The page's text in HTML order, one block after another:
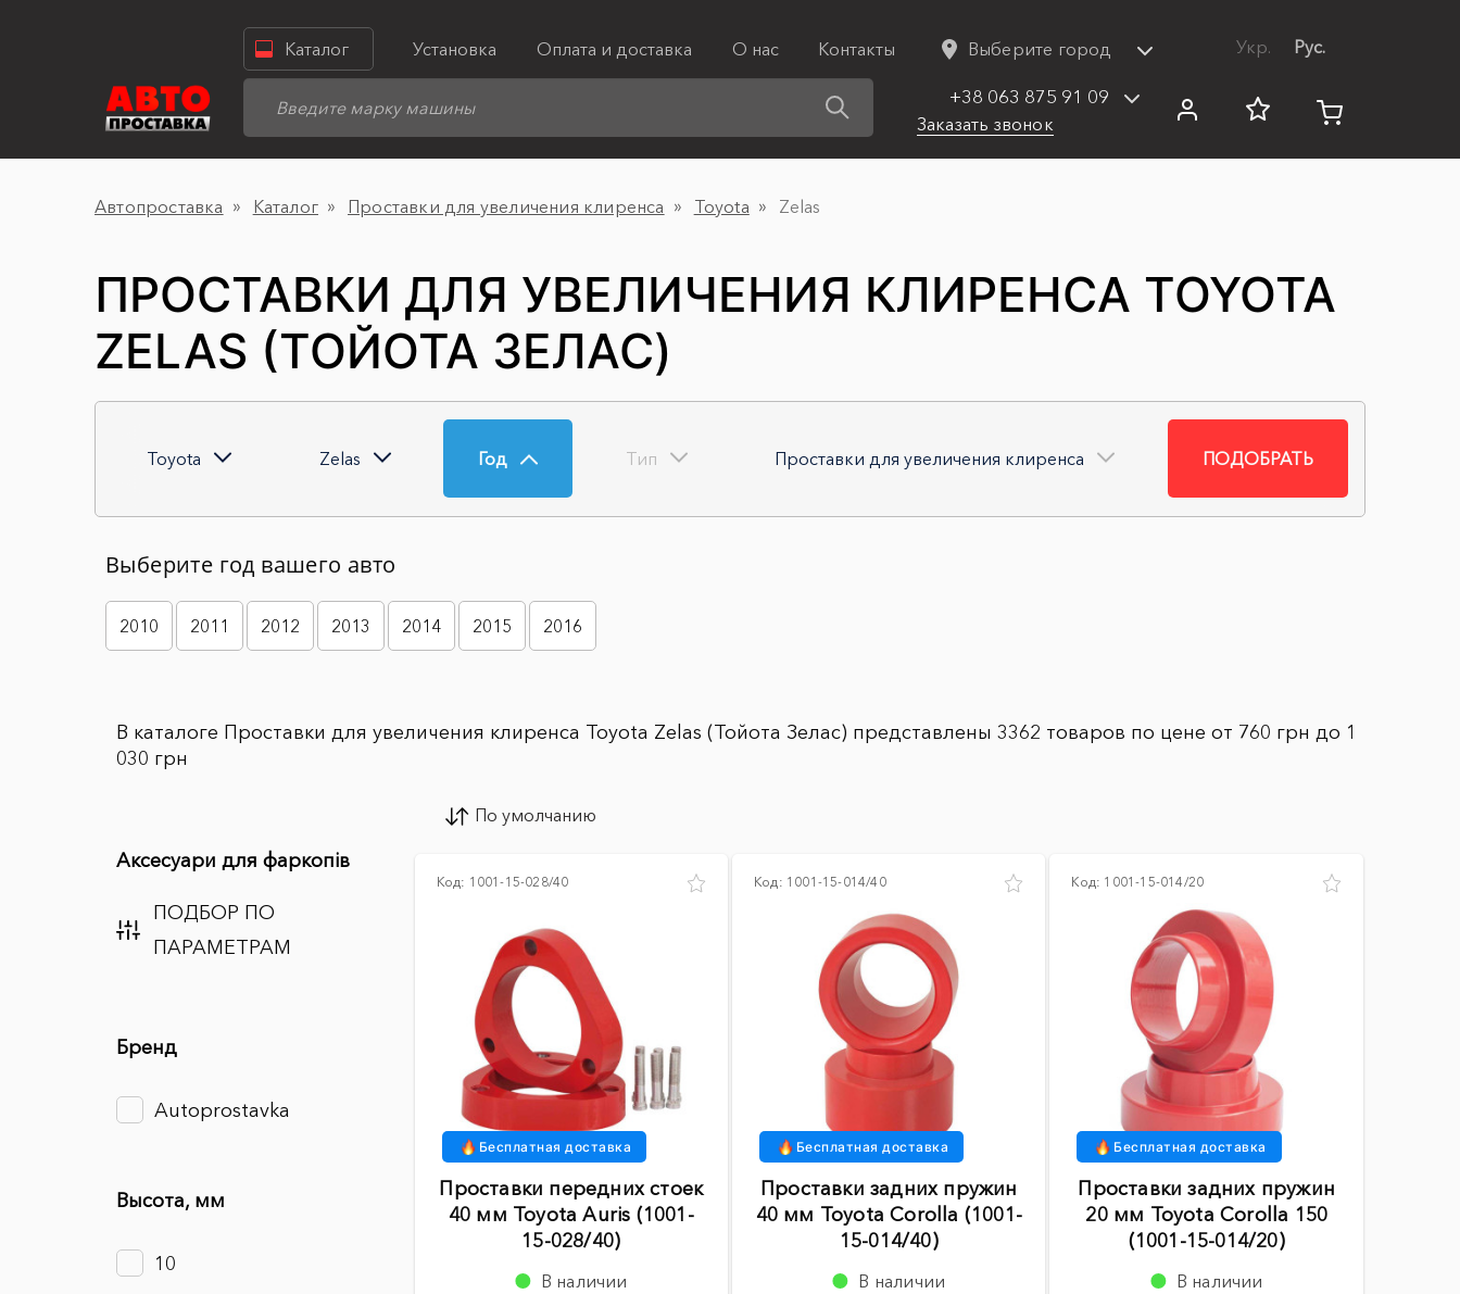
Каталог Установка Оплата и доставка О нас Контакты Выберите город Укр. Рус.
+38 063 875 91 09
Заказать звонок
Автопроставка Каталог Проставки для увеличения клиренса Toyota Zelas
ПРОСТАВКИ ДЛЯ УВЕЛИЧЕНИЯ КЛИРЕНСА TOYOTA
ZELAS (ТОЙОТА ЗЕЛАС)
Toyota Zelas Год Тип Проставки для увеличения клиренса ПОДОБРАТЬ
Выберите год вашего авто
2010 2011 2012 2013 2014 2015 2016
В каталоге Проставки для увеличения клиренса Toyota Zelas (Тойота Зелас) представлены 3362 товаров по цене от 760 грн до 1
030 грн
Аксесуари для фаркопів
ПОДБОР ПО
ПАРАМЕТРАМ
Бренд
Autoprostavka
Высота, мм
10
По умолчанию
Код: 1001-15-028/40
Бесплатная доставка
Проставки передних стоек
40 мм Toyota Auris (1001-
15-028/40)
В наличии
Код: 1001-15-014/40
Бесплатная доставка
Проставки задних пружин
40 мм Toyota Corolla (1001-
15-014/40)
В наличии
Код: 1001-15-014/20
Бесплатная доставка
Проставки задних пружин
20 мм Toyota Corolla 150
(1001-15-014/20)
В наличии